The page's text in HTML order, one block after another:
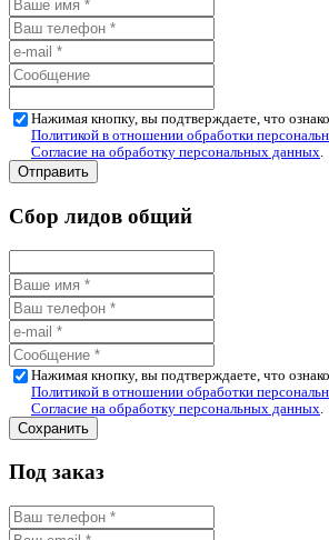
Нажимая кнопку, вы подтверждаете, что
Политикой в отношении обработки
Согласие на обработку персональных данных.
Сбор лидов общий
Нажимая кнопку, вы подтверждаете, что
Политикой в отношении обработки
Согласие на обработку персональных данных
Под заказ